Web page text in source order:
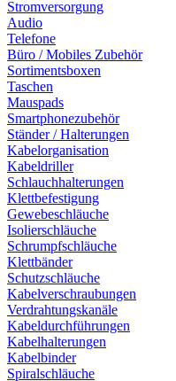
Stromversorgung
Audio
Telefone
Büro / Mobiles Zubehör
Sortimentsboxen
Taschen
Mauspads
Smartphonezubehör
Ständer / Halterungen
Kabelorganisation
Kabeldriller
Schlauchhalterungen
Klettbefestigung
Gewebeschläuche
Isolierschläuche
Schrumpfschläuche
Klettbänder
Schutzschläuche
Kabelverschraubungen
Verdrahtungskanäle
Kabeldurchführungen
Kabelhalterungen
Kabelbinder
Spiralschläuche